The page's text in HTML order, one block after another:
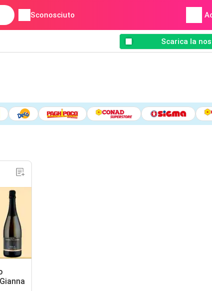
Sconosciuto
Scarica la